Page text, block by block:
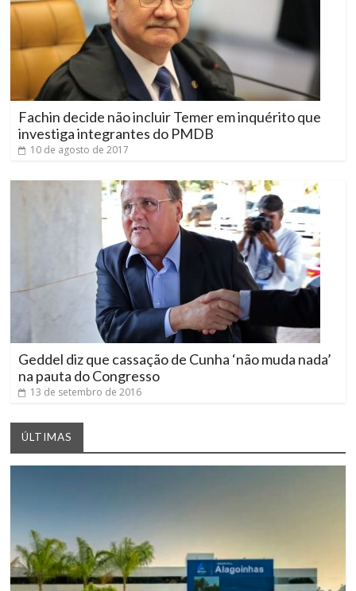
Fachin decide não incluir Temer em inquérito que
investiga integrantes do PMDB
10 de agosto de 2017
Geddel diz que cassação de Cunha ‘não muda nada’
na pauta do Congresso
13 de setembro de 2016
ÚLTIMAS